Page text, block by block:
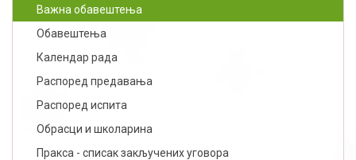
Важна обавештења
Обавештења
Календар рада
Распоред предавања
Распоред испита
Обрасци и школарина
Пракса - списак закључених уговора